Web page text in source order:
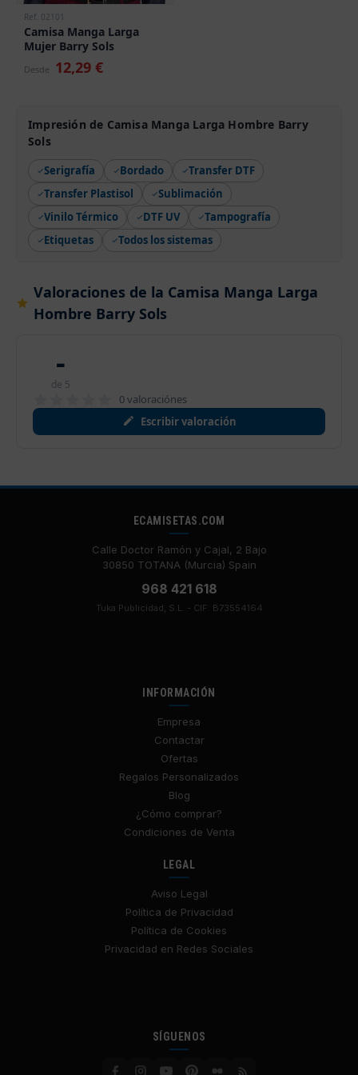
Ref. 02101
Camisa Manga Larga
Mujer Barry Sols
Desde 12,29 €
Impresión de Camisa Manga Larga Hombre Barry
Sols
Serigrafía Bordado
Transfer DTF
Transfer Plastisol
Sublimación
Vinilo Térmico
DTF UV
Tampografía
Etiquetas
Todos los sistemas
Valoraciones de la Camisa Manga Larga
Hombre Barry Sols
-
de 5
0 valoraciónes
Escribir valoración
ECAMISETAS.COM
Calle Doctor Ramón y Cajal, 2 Bajo
30850 TOTANA (Murcia) Spain
968 421 618
Tuka Publicidad, S.L. - CIF: B73554164
INFORMACIÓN
Empresa
Contactar
Ofertas
Regalos Personalizados
Blog
¿Cómo comprar?
Condiciones de Venta
LEGAL
Aviso Legal
Política de Privacidad
Política de Cookies
Privacidad en Redes Sociales
SÍGUENOS